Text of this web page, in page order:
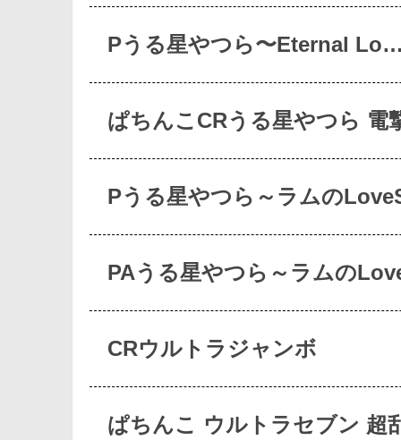
Pうる星やつら〜Eternal
ぱちんこCRうる星やつら
Pうる星やつら～ラムの
PAうる星やつら～ラムの
CRウルトラジャンボ
ぱちんこ ウルトラセブン 超